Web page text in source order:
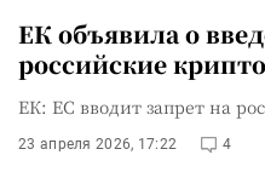
ЕК объявила о
российские
ЕК: ЕС вводит запрет на
23 апреля 2026, 17:22 4